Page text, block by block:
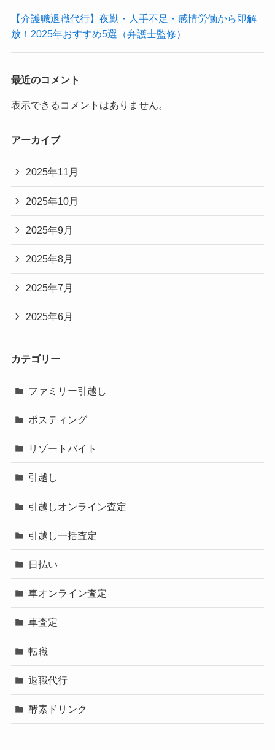
【介護職退職代行】夜勤・人手不足・感情労働から即解
放！2025年おすすめ5選（弁護士監修）
最近のコメント
表示できるコメントはありません。
アーカイブ
2025年11月
2025年10月
2025年9月
2025年8月
2025年7月
2025年6月
カテゴリー
ファミリー引越し
ポスティング
リゾートバイト
引越し
引越しオンライン査定
引越し一括査定
日払い
車オンライン査定
車査定
転職
退職代行
酵素ドリンク